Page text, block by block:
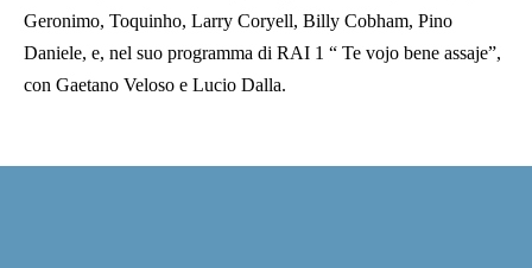
Geronimo, Toquinho, Larry Coryell, Billy Cobham, Pino
Daniele, e, nel suo programma di RAI 1 “ Te vojo bene assaje”,
con Gaetano Veloso e Lucio Dalla.